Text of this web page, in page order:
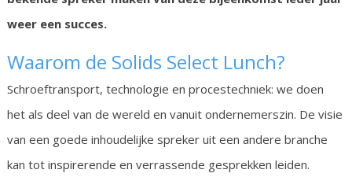
weer een succes.
Waarom de Solids Select Lunch?
Schroeftransport, technologie en procestechniek: we doen
het als deel van de wereld en vanuit ondernemerszin. De visie
van een goede inhoudelijke spreker uit een andere branche
kan tot inspirerende en verrassende gesprekken leiden.